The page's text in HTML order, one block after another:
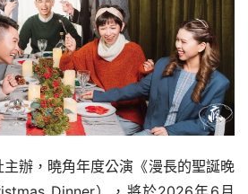
辦，曉角年度公演《漫長的聖誕晚